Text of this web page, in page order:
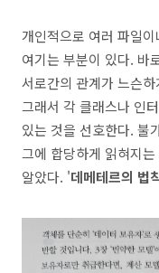
개인적으로 여러 파일
여기는 부분이 있다. 바
서로간의 관계가 느슨
그래서 각 클래스나 인
있는 것을 선호한다. 불
그에 합당하게 읽혀지
알았다. '데메테르의 법